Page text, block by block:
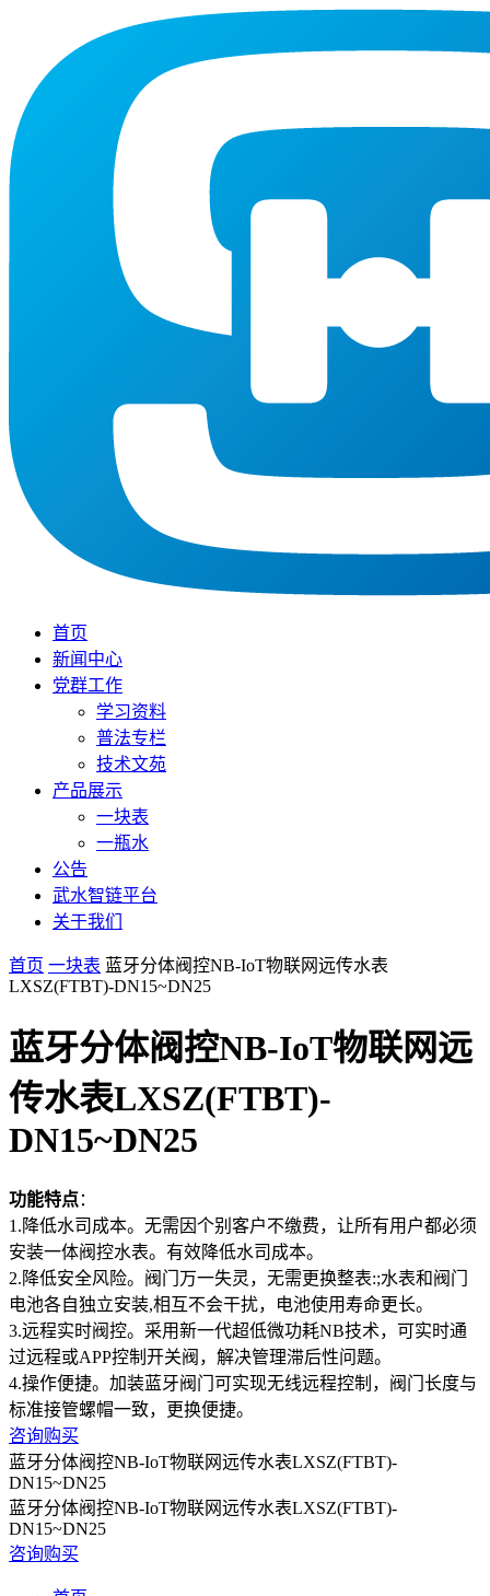
首页
新闻中心
党群工作
学习资料
普法专栏
技术文苑
产品展示
一块表
一瓶水
公告
武水智链平台
关于我们
首页 一块表 蓝牙分体阀控NB-IoT物联网远传水表
LXSZ(FTBT)-DN15~DN25
蓝牙分体阀控NB-IoT物联网远
传水表LXSZ(FTBT)-
DN15~DN25
功能特点：
1.降低水司成本。无需因个别客户不缴费，让所有用户都必须
安装一体阀控水表。有效降低水司成本。
2.降低安全风险。阀门万一失灵，无需更换整表:;水表和阀门
电池各自独立安装,相互不会干扰，电池使用寿命更长。
3.远程实时阀控。采用新一代超低微功耗NB技术，可实时通
过远程或APP控制开关阀，解决管理滞后性问题。
4.操作便捷。加装蓝牙阀门可实现无线远程控制，阀门长度与
标准接管螺帽一致，更换便捷。
咨询购买
蓝牙分体阀控NB-IoT物联网远传水表LXSZ(FTBT)-
DN15~DN25
蓝牙分体阀控NB-IoT物联网远传水表LXSZ(FTBT)-
DN15~DN25
咨询购买